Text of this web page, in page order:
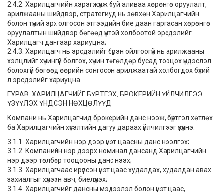
2.4.2. Харилцагчийн хэрэгжүүлж буй аливаа хөрөнгө оруулалт,
арилжааны шийдвэр, стратегиуд нь зөвхөн Харилцагчийн
болон түүний эрх олгосон этгээдийн бие даан гаргасан хөрөнгө
оруулалтын шийдвэр бөгөөд үүнтэй холбоотой эрсдэлийг
Харилцагч дангаар хариуцна;
2.4.3. Харилцагч нь эрсдэлийг бүрэн ойлгоогүй нь арилжааны
хэлцлийг хүчингүй болгох, хүчин төгөлдөр бусад тооцох үндэслэл
болохгүй бөгөөд өөрийн сонгосон арилжаатай холбогдох бүхий
л эрсдэлийг хариуцна.
ГУРАВ. ХАРИЛЦАГЧИЙГ БҮРТГЭХ, БРОКЕРИЙН ҮЙЛЧИЛГЭЭ
ҮЗҮҮЛЭХ ҮНДСЭН НӨХЦӨЛҮҮД
Компани нь Харилцагчид брокерийн данс нээж, бүртгэл хөтлөх
ба Харилцагчийн хүсэлтийн дагуу дараах үйлчилгээг үзүүлнэ:
3.1.1. Харилцагчийн нэр дээр үнэт цаасны данс нээлгэх;
3.1.2. Компанийн нэр дээрх номинал дансанд Харилцагчийн
нэр дээр төлбөр тооцооны данс нээх;
3.1.3. Харилцагчаас ирүүлсэн үнэт цаас худалдах, худалдан авах
захиалгыг хүлээн авч, биелүүлэх;
3.1.4. Харилцагчийг дансны мэдээлэл болон үнэт цаас,